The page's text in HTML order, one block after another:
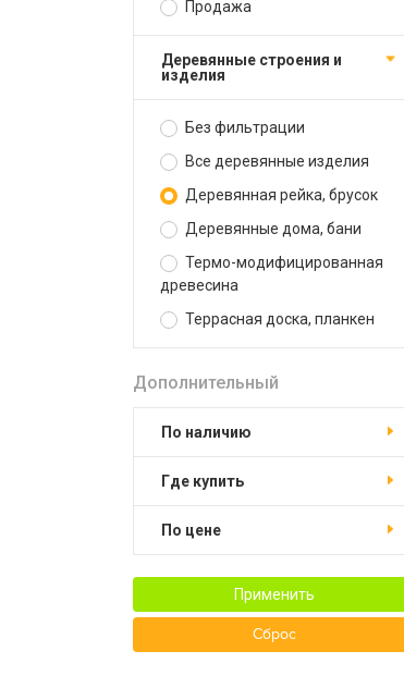
Продажа
Деревянные строения и
изделия
Без фильтрации
Все деревянные изделия
Деревянная рейка, брусок
Деревянные дома, бани
Термо-модифицированная
древесина
Террасная доска, планкен
Дополнительный
По наличию
Где купить
По цене
Применить
Сброс